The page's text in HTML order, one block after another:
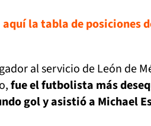
aquí la tabla de posiciones
al servicio de León de
fue el futbolista más
gol y asistió a Michael